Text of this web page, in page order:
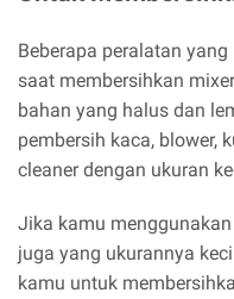
Beberapa peralatan
saat membersihkan
bahan yang halus dan
pembersih kaca, blower,
cleaner dengan ukuran
Jika kamu
juga yang ukurannya
kamu untuk